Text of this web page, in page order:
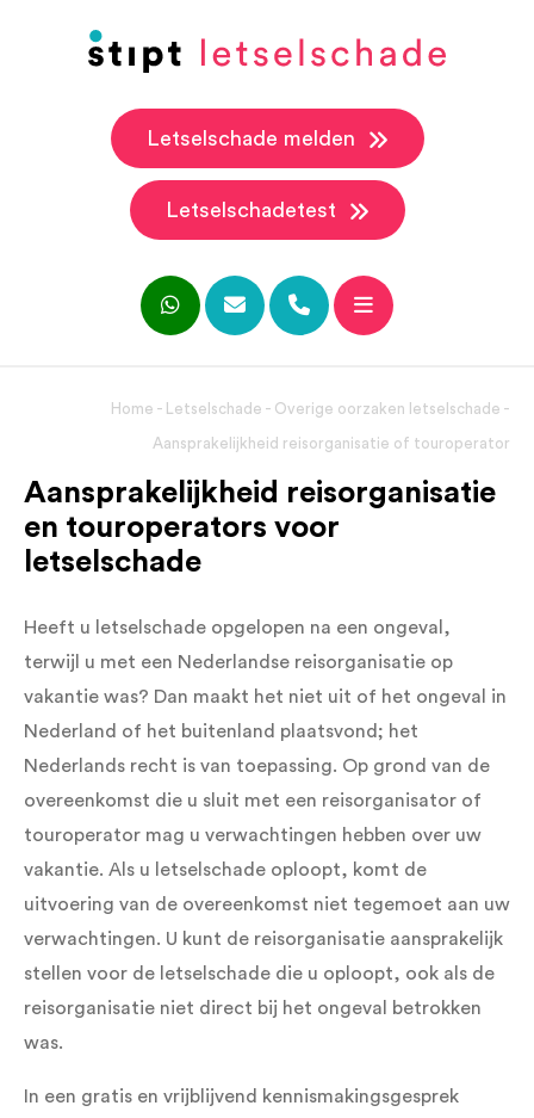
Letselschade melden
Letselschadetest
Home - Letselschade - Overige oorzaken letselschade -
Aansprakelijkheid reisorganisatie of touroperator
Aansprakelijkheid reisorganisatie
en touroperators voor
letselschade
Heeft u letselschade opgelopen na een ongeval,
terwijl u met een Nederlandse reisorganisatie op
vakantie was? Dan maakt het niet uit of het ongeval in
Nederland of het buitenland plaatsvond; het
Nederlands recht is van toepassing. Op grond van de
overeenkomst die u sluit met een reisorganisator of
touroperator mag u verwachtingen hebben over uw
vakantie. Als u letselschade oploopt, komt de
uitvoering van de overeenkomst niet tegemoet aan uw
verwachtingen. U kunt de reisorganisatie aansprakelijk
stellen voor de letselschade die u oploopt, ook als de
reisorganisatie niet direct bij het ongeval betrokken
was.
In een gratis en vrijblijvend kennismakingsgesprek